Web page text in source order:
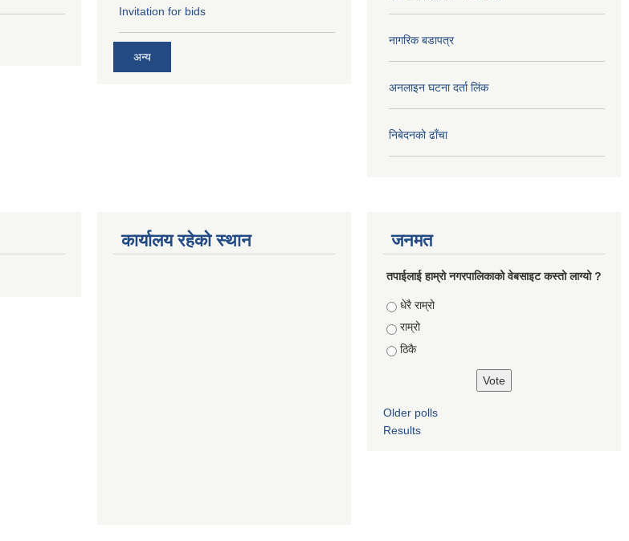
Invitation for bids
अन्य
नागरिक बडापत्र
अनलाइन घटना दर्ता लिंक
निबेदनको ढाँचा
कार्यालय रहेको स्थान जनमत
तपाईलाई हाम्रो नगरपालिकाको वेबसाइट कस्तो लाग्यो ?
Choices
धेरै राम्रो
राम्रो
ठिकै
Older polls
Results